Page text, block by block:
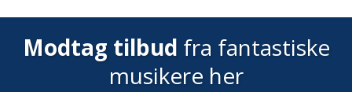
Modtag tilbud fra fantastiske
musikere her